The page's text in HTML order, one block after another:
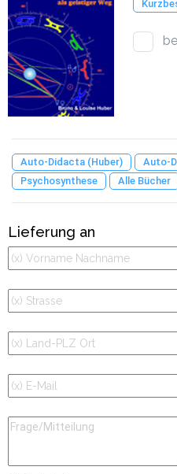
Auto-Didacta (Huber)
Auto-
Psychosynthese
Alle Bücher
Lieferung an